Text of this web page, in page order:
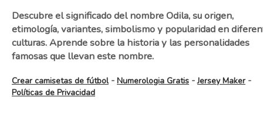
Descubre el significado del nombre Odila, su origen,
etimología, variantes, simbolismo y popularidad en
culturas. Aprende sobre la historia y las personalidades
famosas que llevan este nombre.
Crear camisetas de fútbol- Numerologia Gratis -Jersey Maker-
Políticas de Privacidad